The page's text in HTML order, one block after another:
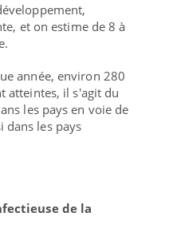
et on estime de 8 à
année, environ 280
atteintes, il s'agit du
les pays en voie de
dans les pays
de la